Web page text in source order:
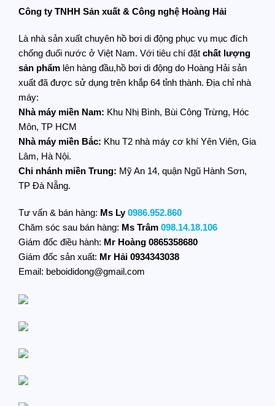
Công ty TNHH Sản xuất & Công nghệ Hoàng Hải
Là nhà sản xuất chuyên hồ bơi di động phục vụ mục đích
chống đuối nước ở Việt Nam. Với tiêu chí đặt chất lượng
sản phẩm lên hàng đầu,hồ bơi di động do Hoàng Hải sản
xuất đã được sử dụng trên khắp 64 tỉnh thành. Địa chỉ nhà
máy:
Nhà máy miền Nam: Khu Nhị Bình, Bùi Công Trừng, Hóc
Môn, TP HCM
Nhà máy miền Bắc: Khu T2 nhà máy cơ khí Yên Viên, Gia
Lâm, Hà Nội.
Chi nhánh miền Trung: Mỹ An 14, quận Ngũ Hành Sơn,
TP Đà Nẵng.
Tư vấn & bán hàng: Ms Ly0986.952.860
Chăm sóc sau bán hàng: Ms Trâm 098.14.18.106
Giám đốc điều hành: Mr Hoàng 0865358680
Giám đốc sản xuất: Mr Hải 0934343038
Email: beboididong@gmail.com